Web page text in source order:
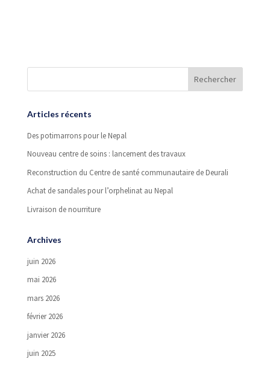
Articles récents
Des potimarrons pour le Nepal
Nouveau centre de soins : lancement des travaux
Reconstruction du Centre de santé communautaire de Deurali
Achat de sandales pour l’orphelinat au Nepal
Livraison de nourriture
Archives
juin 2026
mai 2026
mars 2026
février 2026
janvier 2026
juin 2025